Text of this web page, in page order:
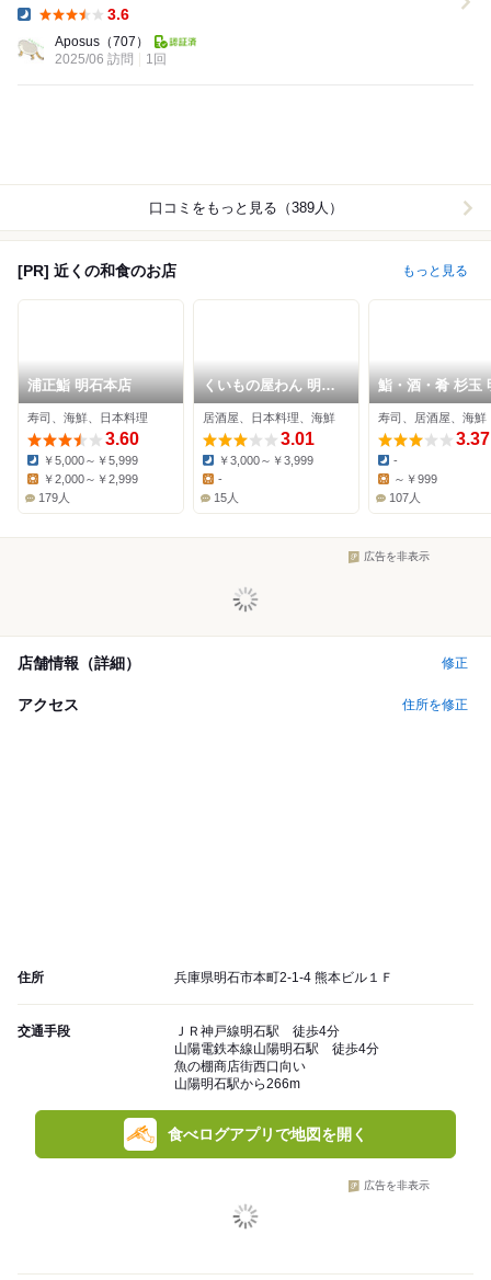
3.6
Aposus （707）
2025/06 訪問
1回
口コミをもっと見る（389人）
[PR] 近くの和食のお店 もっと見る
浦正鮨 明石本店
寿司、海鮮、日本料理
3.60
Dinner:
￥5,000～￥5,999
￥2,000～￥2,999
179人
くいもの屋わん 明石
駅前店
居酒屋、日本料理、海鮮
3.01
Dinner:
￥3,000～￥3,999
Lunch:
-
15人
鮨・酒・肴 杉玉
駅前店
寿司、居酒屋、海鮮
3.37
Dinner:
-
～￥999
107人
広告を非表示
店舗情報（詳細） 修正
アクセス 住所を修正
住所 兵庫県明石市本町2-1-4 熊本ビル１Ｆ
交通手段
ＪＲ神戸線明石駅 徒歩4分
山陽電鉄本線山陽明石駅 徒歩4分
魚の棚商店街西口向い
山陽明石駅から266m
食べログアプリで地図を開く
広告を非表示